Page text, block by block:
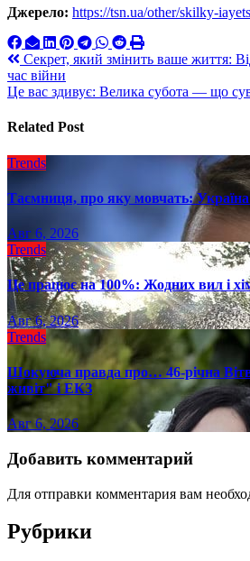
Джерело: https://tsn.ua/other/skilky-
Навигация
по
Секрет, який змінить ваше життя:
час війни
Це вас здивує: Велика субота — що
Related Post
Trends
Таємниця, про яку мовчать:
Авг 6, 2026
Trends
Це працює на 100%: Жодних вил і
Авг 6, 2026
Trends
Шокуюча правда про… 46-річна
живіт" і ЕКЗ
Авг 6, 2026
Добавить комментарий
Для отправки комментария вам
Рубрики